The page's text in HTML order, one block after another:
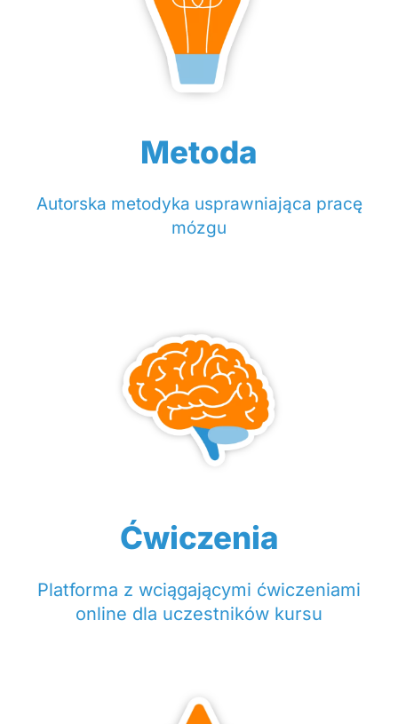
Metoda
Autorska metodyka usprawniająca pracę
mózgu
Ćwiczenia
Platforma z wciągającymi ćwiczeniami
online dla uczestników kursu​